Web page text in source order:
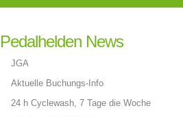
Pedalhelden News
JGA
Aktuelle Buchungs-Info
24 h Cyclewash, 7 Tage die Woche